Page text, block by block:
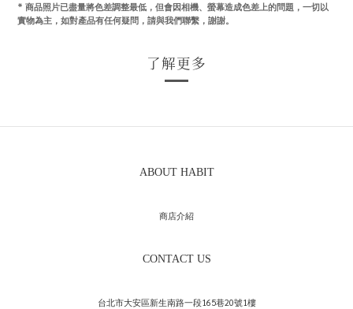
* 商品照片已盡量將色差調整最低，但會因相機、螢幕造成色差上的問題，一切以
實物為主，如對產品有任何疑問，請與我們聯繫，謝謝。
了解更多
ABOUT HABIT
商店介紹
CONTACT US
台北市大安區新生南路一段165巷20號1樓